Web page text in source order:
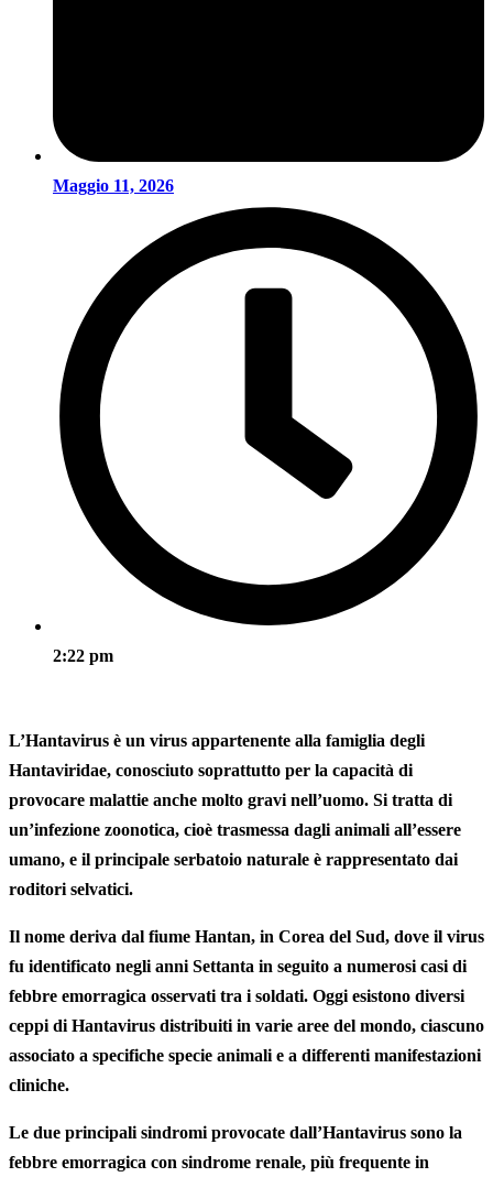
Maggio 11, 2026
2:22 pm
L’Hantavirus è un virus appartenente alla famiglia degli
Hantaviridae, conosciuto soprattutto per la capacità di
provocare malattie anche molto gravi nell’uomo. Si tratta di
un’infezione zoonotica, cioè trasmessa dagli animali all’essere
umano, e il principale serbatoio naturale è rappresentato dai
roditori selvatici.
Il nome deriva dal fiume Hantan, in Corea del Sud, dove il virus
fu identificato negli anni Settanta in seguito a numerosi casi di
febbre emorragica osservati tra i soldati. Oggi esistono diversi
ceppi di Hantavirus distribuiti in varie aree del mondo, ciascuno
associato a specifiche specie animali e a differenti manifestazioni
cliniche.
Le due principali sindromi provocate dall’Hantavirus sono la
febbre emorragica con sindrome renale, più frequente in